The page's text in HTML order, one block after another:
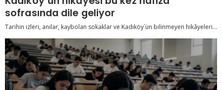
sofrasında dile geliyor
Tarihin izleri, anılar, kaybolan sokaklar ve Kadıköy´ün bilinmeyen hikâyeleri…